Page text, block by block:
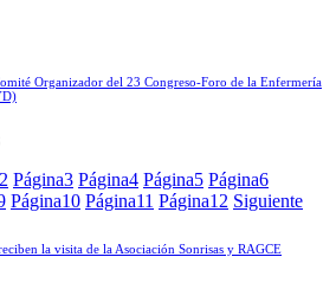
Organizador del 23 Congreso-Foro de la Enfermería
2 Página3 Página4 Página5 Página6
Página10 Página11 Página12 Siguiente
la visita de la Asociación Sonrisas y RAGCE